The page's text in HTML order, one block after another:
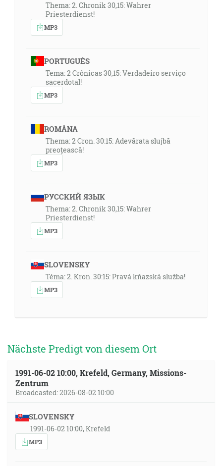
Thema: 2. Chronik 30,15: Wahrer
Priesterdienst!
MP3
PORTUGUÊS
Tema: 2 Crônicas 30,15: Verdadeiro serviço
sacerdotal!
MP3
ROMÂNA
Thema: 2 Cron. 30:15: Adevărata slujbă
preoțească!
MP3
РУССКИЙ ЯЗЫК
Thema: 2. Chronik 30,15: Wahrer
Priesterdienst!
MP3
SLOVENSKY
Téma: 2. Kron. 30:15: Pravá kňazská služba!
MP3
Nächste Predigt von diesem Ort
1991-06-02 10:00, Krefeld, Germany, Missions-
Zentrum
Broadcasted: 2026-08-02 10:00
SLOVENSKY
1991-06-02 10:00, Krefeld
MP3